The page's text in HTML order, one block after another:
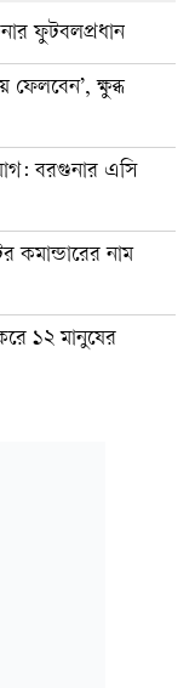
ফুটবলপ্রধান
ক্ষুব্ধ
বরগুনার এসি
কমান্ডারের নাম
১২ মানুষের